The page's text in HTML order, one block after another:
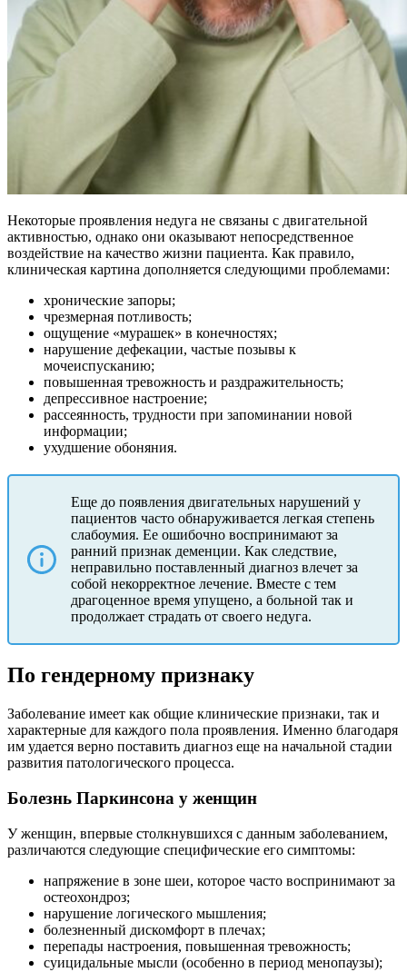
Некоторые проявления недуга не связаны с двигательной
активностью, однако они оказывают непосредственное
воздействие на качество жизни пациента. Как правило,
клиническая картина дополняется следующими проблемами:
хронические запоры;
чрезмерная потливость;
ощущение «мурашек» в конечностях;
нарушение дефекации, частые позывы к
мочеиспусканию;
повышенная тревожность и раздражительность;
депрессивное настроение;
рассеянность, трудности при запоминании новой
информации;
ухудшение обоняния.
Еще до появления двигательных нарушений у
пациентов часто обнаруживается легкая степень
слабоумия. Ее ошибочно воспринимают за
ранний признак деменции. Как следствие,
неправильно поставленный диагноз влечет за
собой некорректное лечение. Вместе с тем
драгоценное время упущено, а больной так и
продолжает страдать от своего недуга.
По гендерному признаку
Заболевание имеет как общие клинические признаки, так и
характерные для каждого пола проявления. Именно благодаря
им удается верно поставить диагноз еще на начальной стадии
развития патологического процесса.
Болезнь Паркинсона у женщин
У женщин, впервые столкнувшихся с данным заболеванием,
различаются следующие специфические его симптомы:
напряжение в зоне шеи, которое часто воспринимают за
остеохондроз;
нарушение логического мышления;
болезненный дискомфорт в плечах;
перепады настроения, повышенная тревожность;
суицидальные мысли (особенно в период менопаузы);